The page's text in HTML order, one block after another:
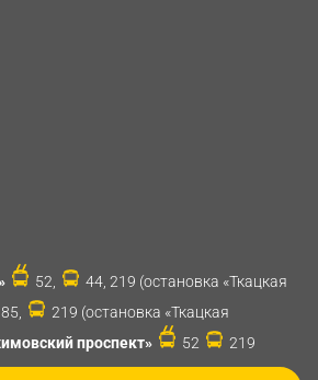
52,
44, 219 (остановка «Ткацкая
219 (остановка «Ткацкая
проспект» 52 219